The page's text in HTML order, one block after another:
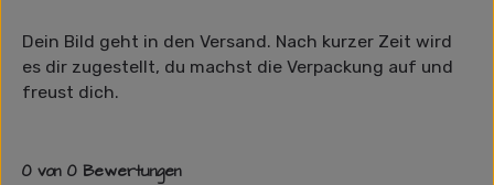
Dein Bild geht in den Versand. Nach kurzer Zeit wird
es dir zugestellt, du machst die Verpackung auf und
freust dich.
0 von 0 Bewertungen